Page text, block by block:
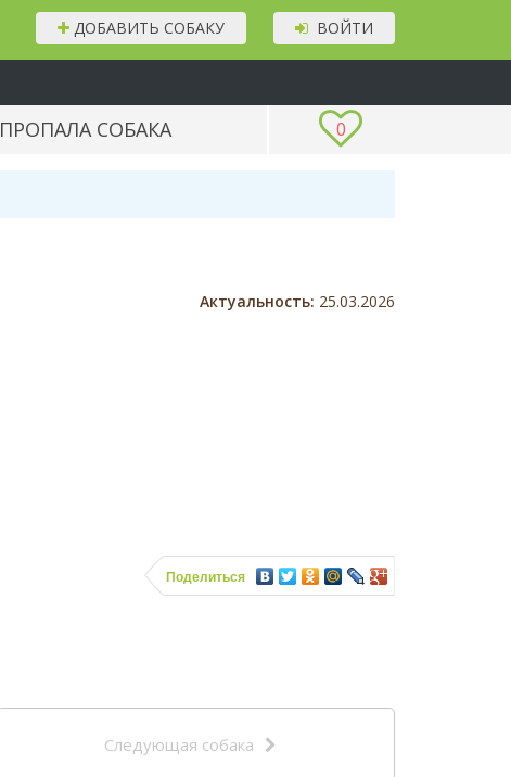
ВОЙТИ
ДОБАВИТЬ СОБАКУ
0
ПРОПАЛА СОБАКА
Актуальность: 25.03.2026
Поделиться
Следующая собака